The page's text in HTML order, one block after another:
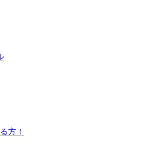
方！